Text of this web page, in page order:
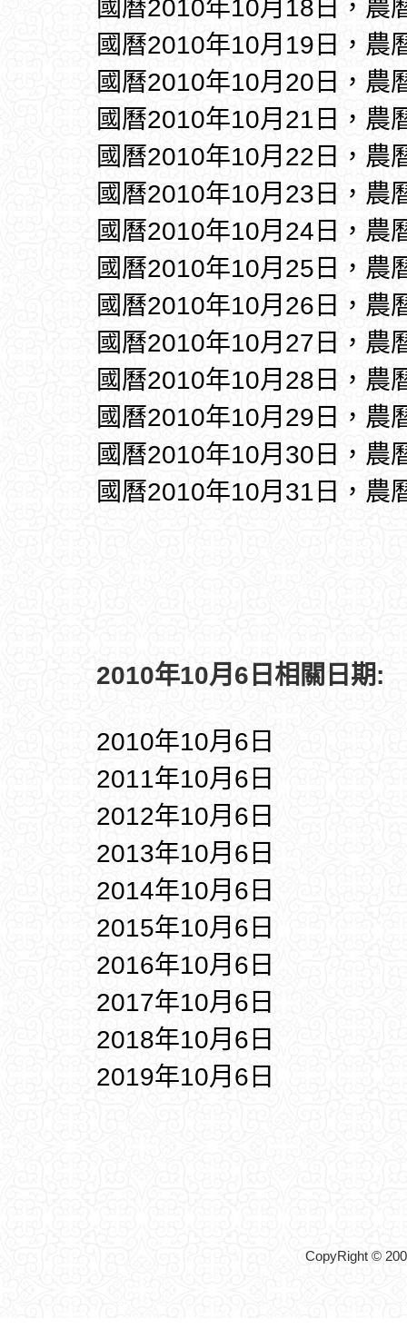
國曆2010年10月18日，農
國曆2010年10月19日，農
國曆2010年10月20日，農
國曆2010年10月21日，農
國曆2010年10月22日，農
國曆2010年10月23日，農
國曆2010年10月24日，農
國曆2010年10月25日，農
國曆2010年10月26日，農
國曆2010年10月27日，農
國曆2010年10月28日，農
國曆2010年10月29日，農
國曆2010年10月30日，農
國曆2010年10月31日，農
2010年10月6日相關日期:
2010年10月6日
2011年10月6日
2012年10月6日
2013年10月6日
2014年10月6日
2015年10月6日
2016年10月6日
2017年10月6日
2018年10月6日
2019年10月6日
CopyRight ©